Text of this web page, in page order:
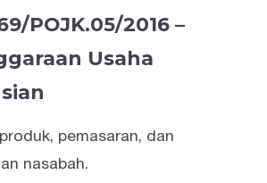
POJK.05/2016 –
Usaha
pemasaran, dan
nasabah.